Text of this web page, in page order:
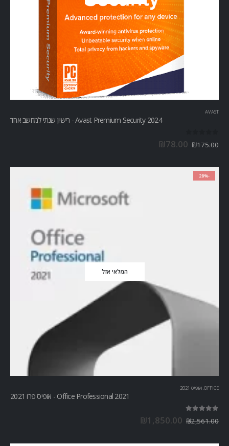
AVAST
Avast Premium Security 2024 - רישיון שנתי למחשב אחד
₪175.00
₪78.00
-28%
המלאי אזל
OFFICE
, אופיס 2021
Office Professional 2021 - אופיס פרו 2021
₪2,561.00
₪1,850.00